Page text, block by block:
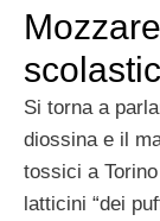
Si torna a
diossina e il
tossici a
latticini “dei